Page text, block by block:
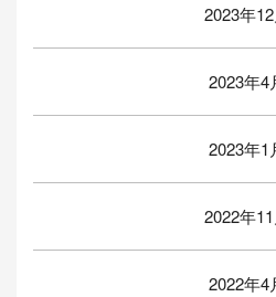
2023年12
2023年4
2023年1
2022年11
2022年4